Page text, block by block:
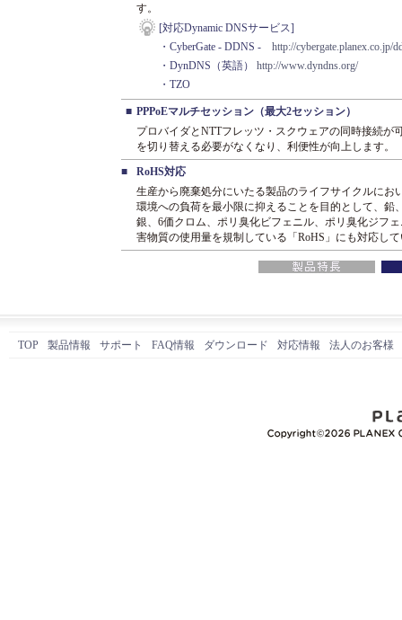
す。
[対応Dynamic DNSサービス]
・CyberGate - DDNS - http://cybergate.planex.co.jp/
・DynDNS（英語） http://www.dyndns.org/
・TZO
■ PPPoEマルチセッション（最大2セッション）
プロバイダとNTTフレッツ・スクウェアの同時接続が
を切り替える必要がなくなり、利便性が向上します。
■
RoHS対応
生産から廃棄処分にいたる製品のライフサイクルにお
環境への負荷を最小限に抑えることを目的として、鉛
銀、6価クロム、ポリ臭化ビフェニル、ポリ臭化ジフ
害物質の使用量を規制している「RoHS」にも対応し
TOP 製品情報 サポート FAQ情報 ダウンロード 対応情報 法人のお客様